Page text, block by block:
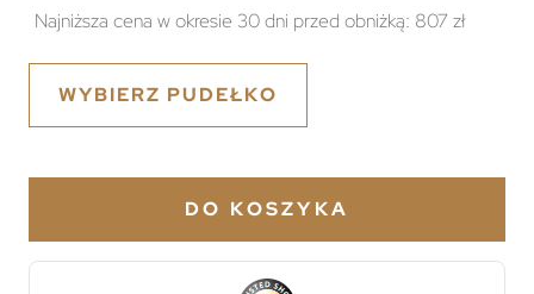
Najniższa cena w okresie 30 dni przed obniżką: 807 zł
WYBIERZ PUDEŁKO
DO KOSZYKA